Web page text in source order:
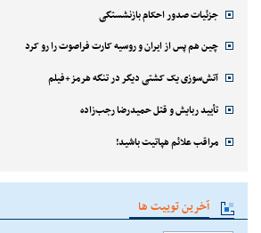
جزئیات صدور احکام بازنشستگی
چین هم پس از ایران و روسیه کارت فراصوت را رو کرد
آتش‌سوزی یک کشتی دیگر در تنگه هرمز+فیلم
تأیید ربایش و قتل حمیدرضا رجب‌زاده
مراقب علائم هپاتیت باشید!
آخرین توییت ها